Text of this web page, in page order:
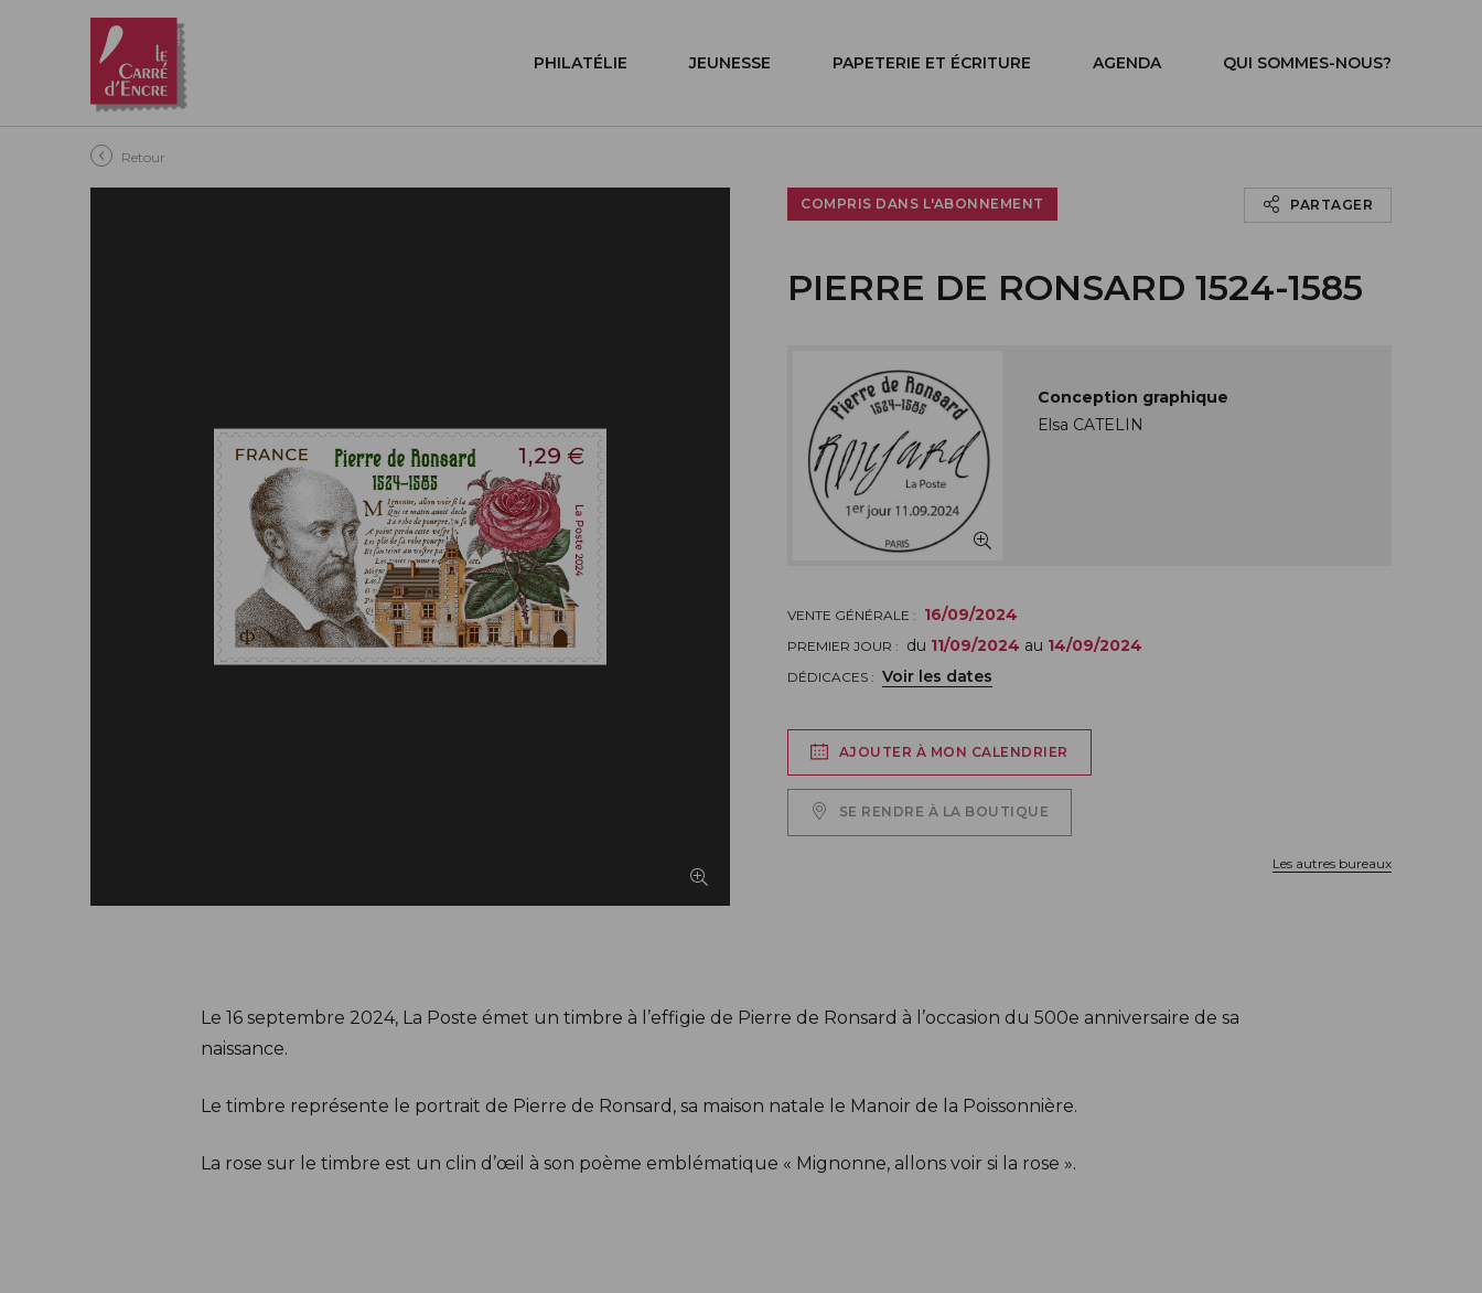
Aller au contenu principal
PHILATÉLIE JEUNESSE PAPETERIE ET ÉCRITURE AGENDA QUI SOMMES-NOUS?
Retour
COMPRIS DANS L'ABONNEMENT PARTAGER
PIERRE DE RONSARD 1524-1585
Conception graphique
Elsa CATELIN
VENTE GÉNÉRALE : 16/09/2024
PREMIER JOUR : du 11/09/2024 au 14/09/2024
DÉDICACES : Voir les dates
AJOUTER À MON CALENDRIER
SE RENDRE À LA BOUTIQUE
Les autres bureaux
Le 16 septembre 2024, La Poste émet un timbre à l’effigie de Pierre de Ronsard à l’occasion du 500e anniversaire de sa
naissance.
Le timbre représente le portrait de Pierre de Ronsard, sa maison natale le Manoir de la Poissonnière.
La rose sur le timbre est un clin d’œil à son poème emblématique « Mignonne, allons voir si la rose ».